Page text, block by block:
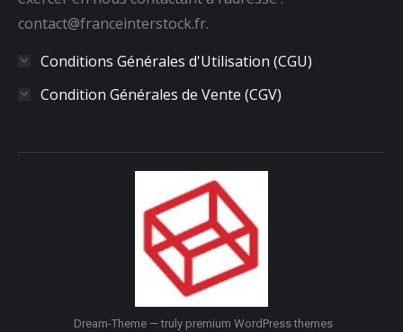
contact@franceinterstock.fr.
Conditions Générales d'Utilisation (CGU)
Condition Générales de Vente (CGV)
Dream-Theme — truly premium WordPress themes